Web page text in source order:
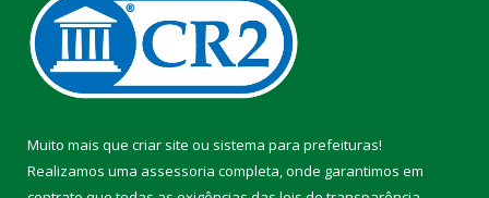
Muito mais que criar site ou sistema para prefeituras!
Realizamos uma assessoria completa, onde garantimos em